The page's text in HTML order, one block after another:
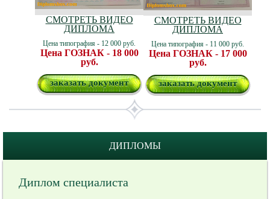
СМОТРЕТЬ ВИДЕО
ДИПЛОМА
Цена типография - 12 000 руб.
Цена ГОЗНАК - 18 000
руб.
заказать документ
СМОТРЕТЬ ВИДЕО
ДИПЛОМА
Цена типография - 11 000 руб.
Цена ГОЗНАК - 17 000
руб.
заказать документ
ДИПЛОМЫ
Диплом специалиста